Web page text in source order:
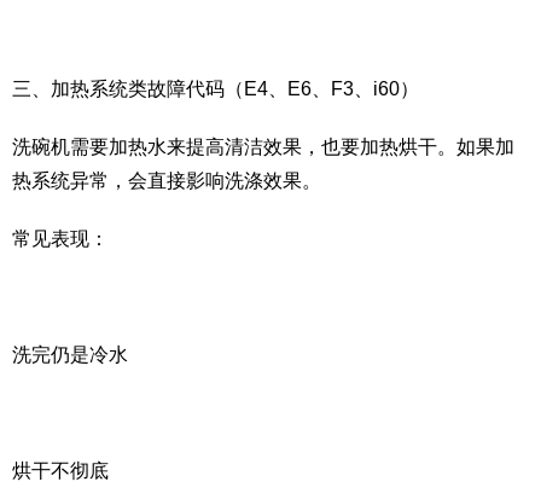
三、加热系统类故障代码（E4、E6、F3、i60）
洗碗机需要加热水来提高清洁效果，也要加热烘干。如果加
热系统异常，会直接影响洗涤效果。
常见表现：
洗完仍是冷水
烘干不彻底